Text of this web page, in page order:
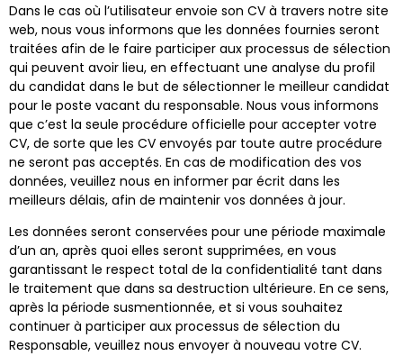
Dans le cas où l’utilisateur envoie son CV à travers notre site
web, nous vous informons que les données fournies seront
traitées afin de le faire participer aux processus de sélection
qui peuvent avoir lieu, en effectuant une analyse du profil
du candidat dans le but de sélectionner le meilleur candidat
pour le poste vacant du responsable. Nous vous informons
que c’est la seule procédure officielle pour accepter votre
CV, de sorte que les CV envoyés par toute autre procédure
ne seront pas acceptés. En cas de modification des vos
données, veuillez nous en informer par écrit dans les
meilleurs délais, afin de maintenir vos données à jour.
Les données seront conservées pour une période maximale
d’un an, après quoi elles seront supprimées, en vous
garantissant le respect total de la confidentialité tant dans
le traitement que dans sa destruction ultérieure. En ce sens,
après la période susmentionnée, et si vous souhaitez
continuer à participer aux processus de sélection du
Responsable, veuillez nous envoyer à nouveau votre CV.